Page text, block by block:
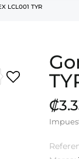
LCL001 TYR